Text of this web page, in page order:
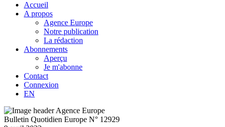
Accueil
A propos
Agence Europe
Notre publication
La rédaction
Abonnements
Aperçu
Je m'abonne
Contact
Connexion
EN
Bulletin Quotidien Europe N° 12929